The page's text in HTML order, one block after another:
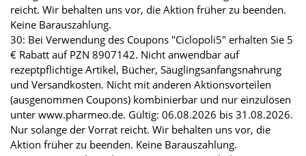
reicht. Wir behalten uns vor, die Aktion früher zu beenden.
Keine Barauszahlung.
30: Bei Verwendung des Coupons "Ciclopoli5" erhalten Sie 5
€ Rabatt auf PZN 8907142. Nicht anwendbar auf
rezeptpflichtige Artikel, Bücher, Säuglingsanfangsnahrung
und Versandkosten. Nicht mit anderen Aktionsvorteilen
(ausgenommen Coupons) kombinierbar und nur einzulösen
unter www.pharmeo.de. Gültig: 06.08.2026 bis 31.08.2026.
Nur solange der Vorrat reicht. Wir behalten uns vor, die
Aktion früher zu beenden. Keine Barauszahlung.